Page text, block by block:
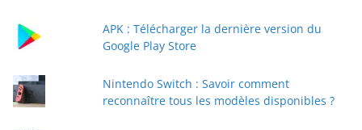
a
APK : Télécharger la dernière version du
Google Play Store
Nintendo Switch : Savoir comment
reconnaître tous les modèles disponibles ?